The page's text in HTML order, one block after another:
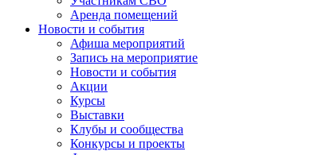
Аренда помещений
Новости и события
Афиша мероприятий
Запись на мероприятие
Новости и события
Акции
Курсы
Выставки
Клубы и сообщества
Конкурсы и проекты